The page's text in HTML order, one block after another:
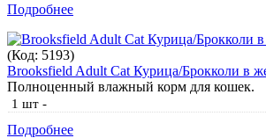
Подробнее
(Код: 5193)
Brooksfield Adult Cat Курица/Брокколи в
Полноценный влажный корм для кошек.
1 шт -
Подробнее